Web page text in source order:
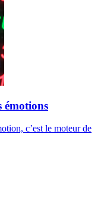
émotions
c’est le moteur de